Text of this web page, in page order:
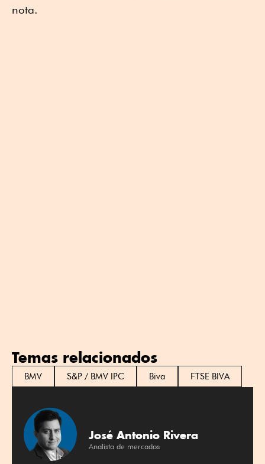
nota.
Temas relacionados
BMV S&P / BMV IPC Biva FTSE BIVA
José Antonio Rivera
Analista de mercados